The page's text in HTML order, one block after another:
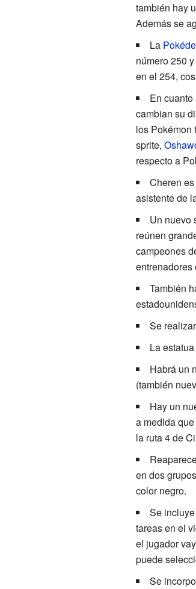
también hay
Además se
La
número 250
en el 254,
En
cambian su
los Pokémon
sprite,
respecto a
Cheren
asistente de
Un nuevo
reúnen
campeones
entrenadores
También
Se
La
Habrá un
(también
Hay un
a medida
la ruta 4 de
en dos
color negro.
Se
tareas en el
el jugador
puede
Se